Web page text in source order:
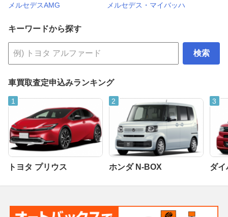
メルセデスAMG メルセデス・マイバッハ
キーワードから探す
検索
車買取査定申込みランキング
トヨタ プリウス ホンダ N-BOX ダイ